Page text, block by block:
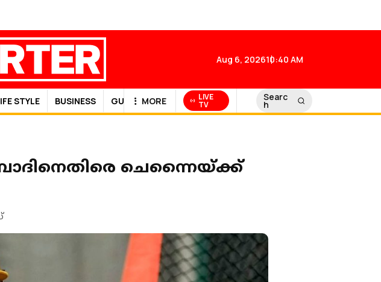
Aug 6, 202610:40 AM
STYLE BUSINESS GULF NEWS
MORE LIVE
TV
Searc
h
ചെന്നൈയ്ക്ക്